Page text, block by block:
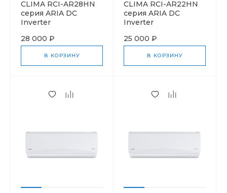
CLIMA RCI-AR28HN
серия ARIA DC
Inverter
28 000 ₽
В КОРЗИНУ
CLIMA RCI-AR22HN
серия ARIA DC
Inverter
25 000 ₽
В КОРЗИНУ